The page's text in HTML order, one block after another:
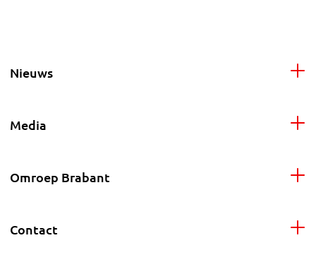
Nieuws
Media
Omroep Brabant
Contact